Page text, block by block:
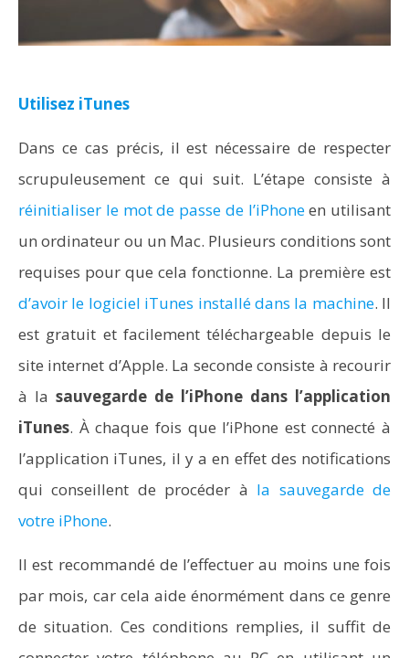
Utilisez iTunes
Dans ce cas précis, il est nécessaire de respecter
scrupuleusement ce qui suit. L’étape consiste à
réinitialiser le mot de passe de l’iPhoneen utilisant
un ordinateur ou un Mac. Plusieurs conditions sont
requises pour que cela fonctionne. La première est
d’avoir le logiciel iTunes installé dans la machine. Il
est gratuit et facilement téléchargeable depuis le
site internet d’Apple. La seconde consiste à recourir
à la sauvegarde de l’iPhone dans l’application
iTunes. À chaque fois que l’iPhone est connecté à
l’application iTunes, il y a en effet des notifications
qui conseillent de procéder à la sauvegarde de
votre iPhone.
Il est recommandé de l’effectuer au moins une fois
par mois, car cela aide énormément dans ce genre
de situation. Ces conditions remplies, il suffit de